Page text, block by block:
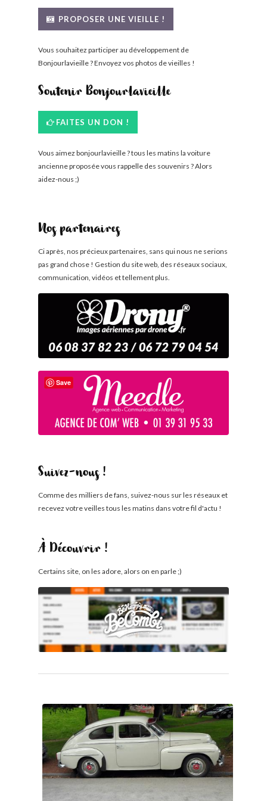
PROPOSER UNE VIEILLE !
Vous souhaitez participer au développement de
Bonjourlavieille ? Envoyez vos photos de vieilles !
Soutenir Bonjourlavieille
FAITES UN DON !
Vous aimez bonjourlavieille ? tous les matins la voiture
ancienne proposée vous rappelle des souvenirs ? Alors
aidez-nous ;)
Nos partenaires
Ci après, nos précieux partenaires, sans qui nous ne serions
pas grand chose ! Gestion du site web, des réseaux sociaux,
communication, vidéos et tellement plus.
Suivez-nous !
Comme des milliers de fans, suivez-nous sur les réseaux et
recevez votre veilles tous les matins dans votre fil d'actu !
À Découvrir !
Certains site, on les adore, alors on en parle ;)
Save